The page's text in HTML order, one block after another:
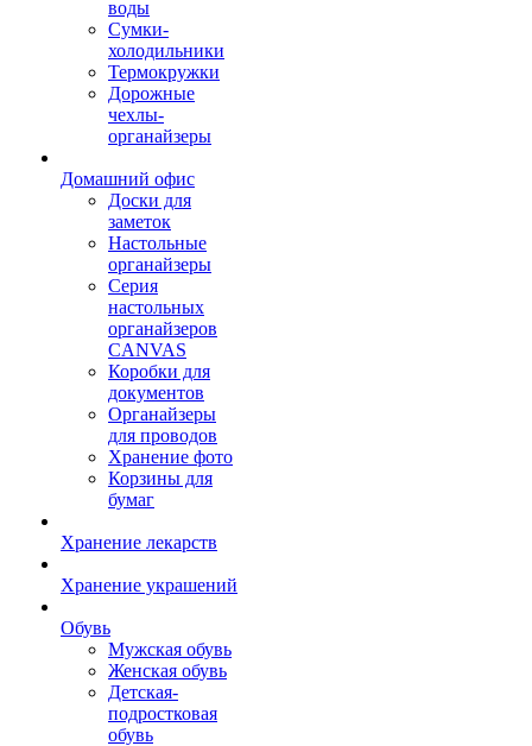
воды
Сумки-
холодильники
Термокружки
Дорожные
чехлы-
органайзеры
Домашний офис
Доски для
заметок
Настольные
органайзеры
Серия
настольных
органайзеров
CANVAS
Коробки для
документов
Органайзеры
для проводов
Хранение фото
Корзины для
бумаг
Хранение лекарств
Хранение украшений
Обувь
Мужская обувь
Женская обувь
Детская-
подростковая
обувь